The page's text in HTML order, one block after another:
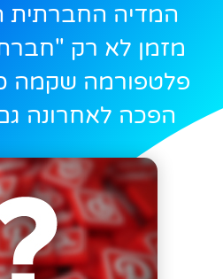
המדיה החברתית
מזמן לא רק
פלטפורמה שקמה
הפכה לאחרונה